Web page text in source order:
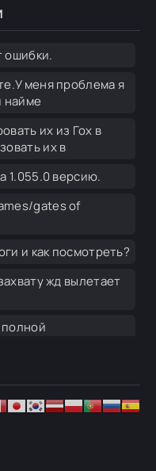
ошибки.
меня проблема я
найме
их из Гох в
их в
1.055.0 версию.
gates of
и как посмотреть?
жд вылетает
игру
без модов